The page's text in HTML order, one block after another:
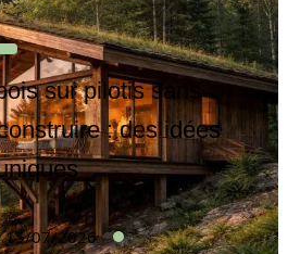
sur pilotis sans
: des idées
15/07/2026